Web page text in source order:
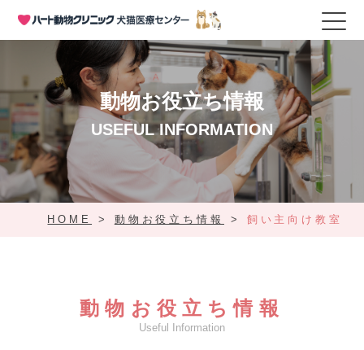
動物お役立ち情報
USEFUL INFORMATION
HOME > 動物お役立ち情報 > 飼い主向け教室
動物お役立ち情報
Useful Information